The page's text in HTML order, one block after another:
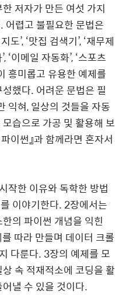
저자가 만든 여섯 가지
. 어렵고 불필요한 문법은
도’, ‘맛집 검색기’, ‘재무제
’, ‘이메일 자동화’, ‘스포츠
흥미롭고 유용한 예제를
했다. 어려운 문법은 필
익혀,일상의 것들을 자동
습으로 가공 및 활용해 보
이썬』과 함께라면 혼자서
작한 이유와 독학한 방법
이야기한다. 2장에서는
의 파이썬 개념을 익힌
따라 만들며 데이터 크롤
다룬다. 3장의 예제를 모
속 적재적소에 코딩을 활
낼 수 있을 것이다.